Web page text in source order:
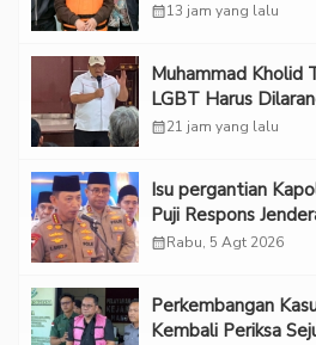
calendar_month13 jam yang lalu
Muhammad Kholid
LGBT Harus
Melindungi Korban
calendar_month21 jam yang lalu
Isu pergantian
Puji Respons
“Adem”
calendar_monthRabu, 5 Agt 2026
Perkembangan
Kembali Periksa